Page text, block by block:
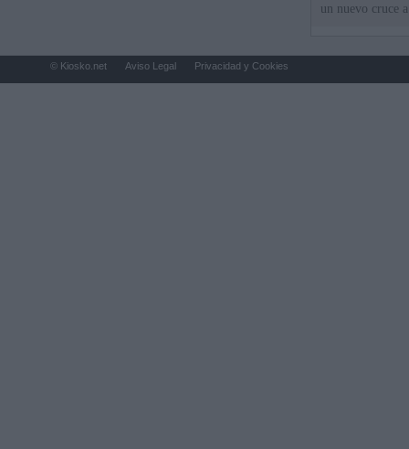
un nuevo cruce
© Kiosko.net Aviso Legal Privacidad y Cookies